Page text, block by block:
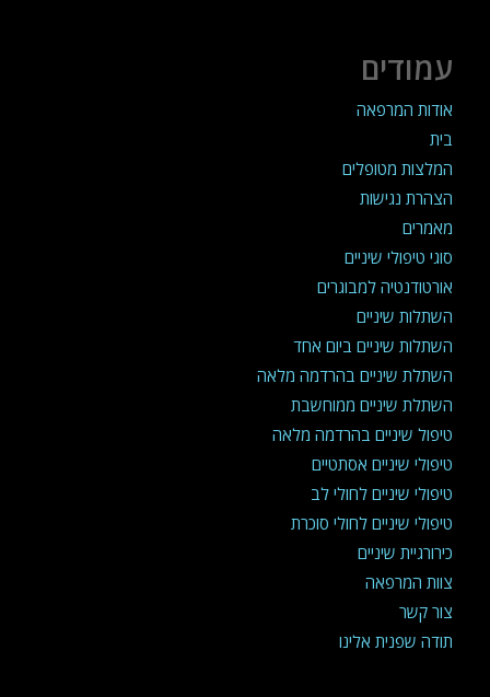
עמודים
אודות המרפאה
בית
המלצות מטופלים
הצהרת נגישות
מאמרים
סוגי טיפולי שיניים
אורטודנטיה למבוגרים
השתלות שיניים
השתלות שיניים ביום אחד
השתלת שיניים בהרדמה מלאה
השתלת שיניים ממוחשבת
טיפול שיניים בהרדמה מלאה
טיפולי שיניים אסתטיים
טיפולי שיניים לחולי לב
טיפולי שיניים לחולי סוכרת
כירורגיית שיניים
צוות המרפאה
צור קשר
תודה שפנית אלינו